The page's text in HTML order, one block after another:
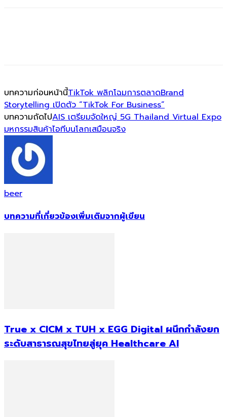
บทความก่อนหน้านี้TikTok พลิกโฉมการตลาดBrand
Storytelling เปิดตัว “TikTok For Business”
บทความถัดไปAIS เตรียมจัดใหญ่ 5G Thailand Virtual Expo
มหกรรมสินค้าไอทีบนโลกเสมือนจริง
beer
บทความที่เกี่ยวข้องเพิ่มเติมจากผู้เขียน
True x CICM x TUH x EGG Digital ผนึกกำลังยก
ระดับสาธารณสุขไทยสู่ยุค Healthcare AI